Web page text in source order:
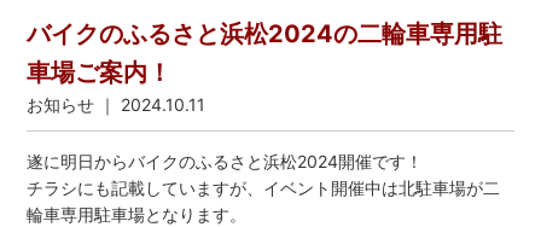
バイクのふるさと浜松2024の二輪車専用駐
車場ご案内！
お知らせ ｜ 2024.10.11
遂に明日からバイクのふるさと浜松2024開催です！
チラシにも記載していますが、イベント開催中は北駐車場が二
輪車専用駐車場となります。